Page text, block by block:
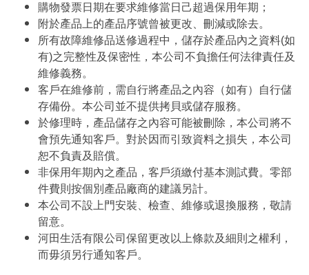
購物發票日期在要求維修當日己超過保用年期；
附於產品上的產品序號曾被更改、刪減或除去。
所有故障維修品送修過程中，儲存於產品內之資料(如
有)之完整性及保密性，本公司不負擔任何法律責任及
維修義務。
客戶在維修前，需自行將產品之內容（如有）自行儲
存備份。本公司並不提供拷貝或儲存服務。
於修理時，產品儲存之內容可能被刪除，本公司將不
會預先通知客戶。對於因而引致資料之損失，本公司
恕不負責及賠償。
非保用年期內之產品，客戶須繳付基本測試費。零部
件費則按個別產品廠商的建議另計。
本公司不設上門安裝、檢查、維修或退換服務，敬請
留意。
河田生活有限公司保留更改以上條款及細則之權利，
而毋須另行通知客戶。